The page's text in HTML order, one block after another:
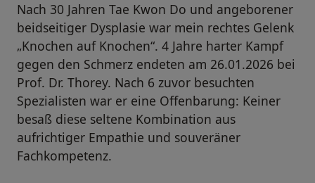
Nach 30 Jahren Tae Kwon Do und angeborener
beidseitiger Dysplasie war mein rechtes Gelenk
„Knochen auf Knochen“. 4 Jahre harter Kampf
gegen den Schmerz endeten am 26.01.2026 bei
Prof. Dr. Thorey. Nach 6 zuvor besuchten
Spezialisten war er eine Offenbarung: Keiner
besaß diese seltene Kombination aus
aufrichtiger Empathie und souveräner
Fachkompetenz.